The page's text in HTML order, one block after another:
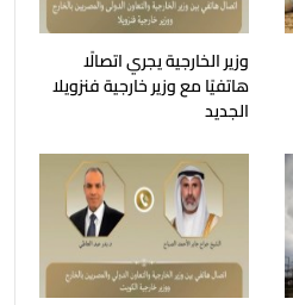
وزير الخارجية يجري اتصالًا
هاتفيًا مع وزير خارجية فنزويلا
الجديد